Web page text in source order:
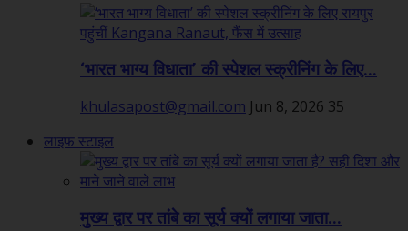
‘भारत भाग्य विधाता’ की स्पेशल स्क्रीनिंग के लिए...
khulasapost@gmail.com Jun 8, 2026 35
लाइफ स्टाइल
मुख्य द्वार पर तांबे का सूर्य क्यों लगाया जाता...